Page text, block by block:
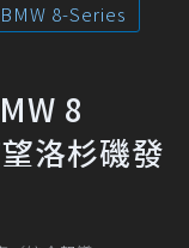
BMW 8-Series
8
洛杉磯發